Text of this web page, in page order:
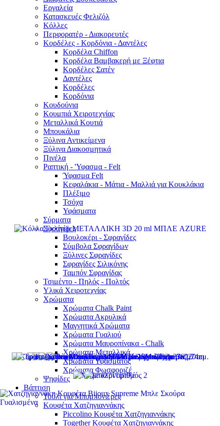
Εργαλεία
Κατασκευές Φελιζόλ
Κόλλες
Περφορατέρ - Διακορευτές
Κορδέλες - Κορδόνια - Δαντέλες
Κορδέλα Chiffon
Κορδέλα Βαμβακερή με Ξέφτια
Κορδέλες Σατέν
Δαντέλες
Κορδέλες
Κορδόνια
Κουδούνια
Κουμπιά Χειροτεχνίας
Μεταλλικά Κουτιά
Μπουκάλια
Ξύλινα Αντικείμενα
Ξύλινα Διακοσμητικά
Πινέλα
Ραπτική - 'Υφασμα - Felt
Ύφασμα Felt
Κεφαλάκια - Μάτια - Μαλλιά για Κουκλάκια
Πλέξιμο
Τσόχα
Υφάσματα
Σύρματα
Σφραγίδες
Βουλοκέρι - Σφραγίδες
Σύμβολα Σφραγίδων
Ξύλινες Σφραγίδες
Σφραγίδες Σιλικόνης
Ταμπόν Σφραγίδας
Τσιμέντο - Πηλός - Πολτός
Υλικά Χειροτεχνίας
Χρώματα
Χρώματα Chalk Paint
Χρώματα Ακρυλικά
Μαγνητικά Χρώματα
Χρώματα Γυαλιού
Χρώματα Μαυροπίνακα - Chalk
Χρώματα Μεταλλικά
Χρώματα Υφάσματος
Χρώματα Φωσφοριζέ
Ψηφίδες
Βάπτιση
Τούλι για Μπομπονιέρες
Κουφέτα Χατζηγιαννάκης
Piccolino Κουφέτα Χατζηγιαννάκης
Together Κουφέτα Χατζηγιαννάκης